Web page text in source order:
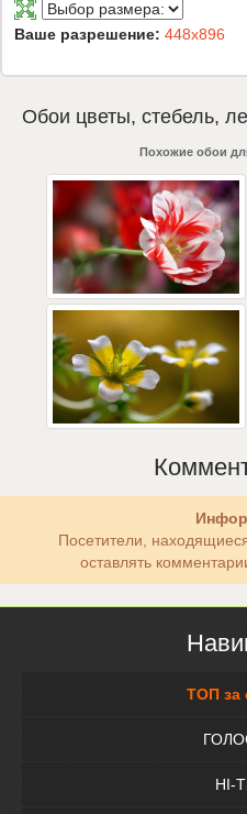
Ваше разрешение: 448x896
Обои цветы, стебель,
Похожие обои
Посетители,
оставлять
ТОП за
HI-